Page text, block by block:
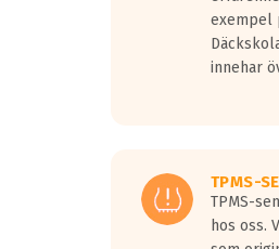
Vid körning i över
På
medans de vita
Ett däck med tre
exempel
innehar
TPMS-
TPMS-
hos oss.